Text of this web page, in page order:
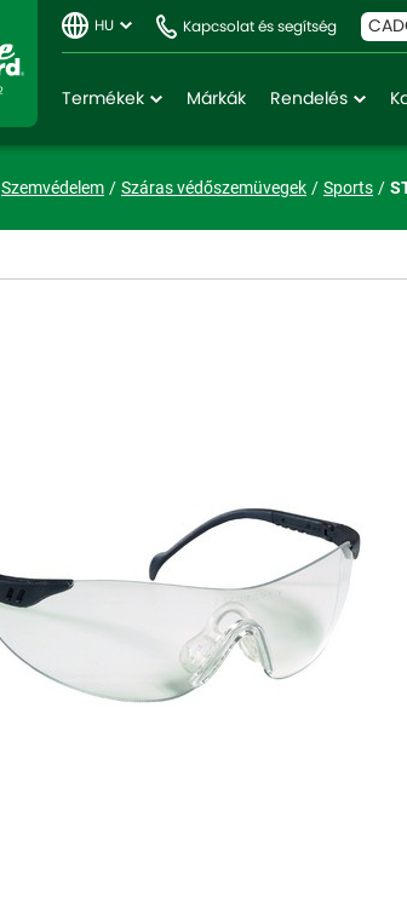
HU Kapcsolat és segítség
Termékek Márkák Rendelés
Szemvédelem Száras védőszemüvegek Sports